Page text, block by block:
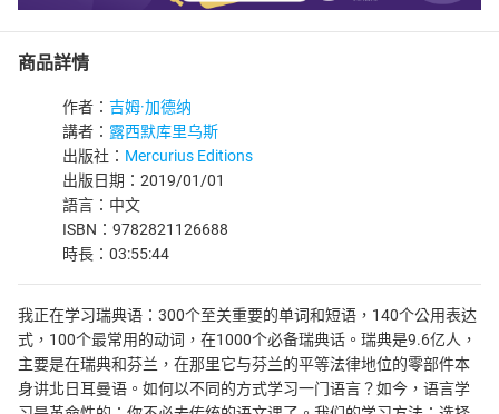
商品詳情
作者： 吉姆·加德纳
講者： 露西默库里乌斯
出版社： Mercurius Editions
出版日期：2019/01/01
語言：中文
ISBN：9782821126688
時長：03:55:44
我正在学习瑞典语：300个至关重要的单词和短语，140个公用表达
式，100个最常用的动词，在1000个必备瑞典话。瑞典是9.6亿人，
主要是在瑞典和芬兰，在那里它与芬兰的平等法律地位的零部件本
身讲北日耳曼语。如何以不同的方式学习一门语言？如今，语言学